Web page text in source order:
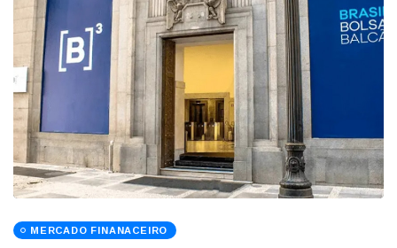
MERCADO FINANACEIRO